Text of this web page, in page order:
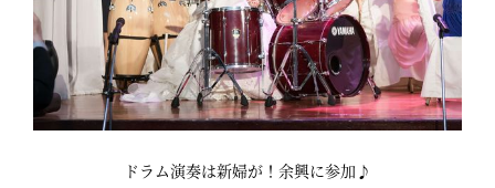
ドラム演奏は新婦が！余興に参加♪